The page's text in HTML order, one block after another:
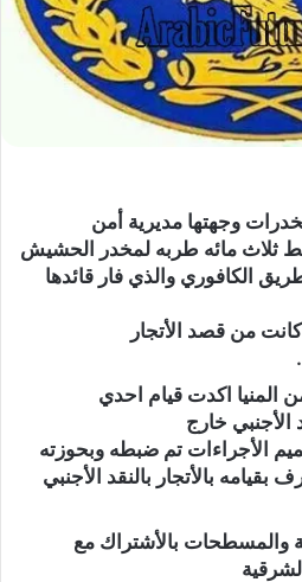
وجهتها مديرية أمن
ثلاث مائه طربه لمخدر الحشيش
الكافوري والذي فار قائدها
من قصد الأتجار
المنيا اكدت قيام احدي
الأجنبي خارج
الأجراءات تم ضبطه وبحوزته
بقيامه بالأتجار بالنقد الأجنبي
والمسطحات بالأشتراك مع